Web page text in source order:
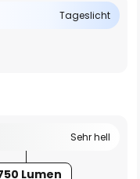
Tageslicht
Sehr hell
Lumen